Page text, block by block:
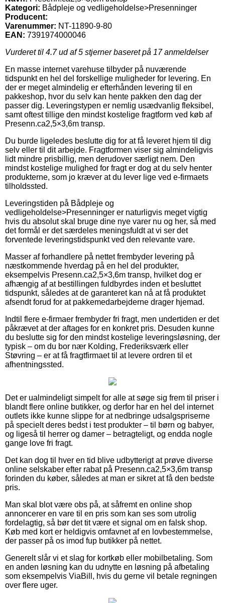
Kategori: Bådpleje og vedligeholdelse>Presenninger
Producent:
Varenummer: NT-11890-9-80
EAN: 7391974000046
Vurderet til 4.7ud af 5 stjerner baseret på 17anmeldelser
En masse internet varehuse tilbyder på nuværende
tidspunkt en hel del forskellige muligheder for levering. En
der er meget almindelig er efterhånden levering til en
pakkeshop, hvor du selv kan hente pakken den dag der
passer dig. Leveringstypen er nemlig usædvanlig fleksibel,
samt oftest tillige den mindst kostelige fragtform ved køb af
Presenn.ca2,5×3,6m transp.
Du burde ligeledes beslutte dig for at få leveret hjem til dig
selv eller til dit arbejde. Fragtformen viser sig almindeligvis
lidt mindre prisbillig, men derudover særligt nem. Den
mindst kostelige mulighed for fragt er dog at du selv henter
produkterne, som jo kræver at du lever lige ved e-firmaets
tilholdssted.
Leveringstiden på Bådpleje og
vedligeholdelse>Presenninger er naturligvis meget vigtig
hvis du absolut skal bruge dine nye varer nu og her, så med
det formål er det særdeles meningsfuldt at vi ser det
forventede leveringstidspunkt ved den relevante vare.
Masser af forhandlere på nettet frembyder levering på
næstkommende hverdag på en hel del produkter,
eksempelvis Presenn.ca2,5×3,6m transp, hvilket dog er
afhængig af at bestillingen fuldbyrdes inden et besluttet
tidspunkt, således at de garanteret kan nå at få produktet
afsendt forud for at pakkemedarbejderne drager hjemad.
Indtil flere e-firmaer frembyder fri fragt, men undertiden er det
påkrævet at der aftages for en konkret pris. Desuden kunne
du beslutte sig for den mindst kostelige leveringsløsning, der
typisk – om du bor nær Kolding, Frederiksværk eller
Støvring – er at få fragtfirmaet til at levere ordren til et
afhentningssted.
Det er ualmindeligt simpelt for alle at søge sig frem til priser i
blandt flere online butikker, og derfor har en hel del internet
outlets ikke kunne slippe for at nedbringe udsalgspriserne
på specielt deres bedst i test produkter – til børn og babyer,
og ligeså til herrer og damer – betragteligt, og endda nogle
gange love fri fragt.
Det kan dog til hver en tid blive udbytterigt at prøve diverse
online selskaber efter rabat på Presenn.ca2,5×3,6m transp
forinden du køber, således at man er sikret at få den bedste
pris.
Man skal blot være obs på, at såfremt en online shop
annoncerer en vare til en pris som kan ses som utrolig
fordelagtig, så bør det tit være et signal om en falsk shop.
Køb med kort er heldigvis omfavnet af en lovbestemmelse,
der passer på os imod fup butikker på nettet.
Generelt slår vi et slag for kortkøb eller mobilbetaling. Som
en anden løsning kan du udnytte en løsning på afbetaling
som eksempelvis ViaBill, hvis du gerne vil betale regningen
over flere uger.